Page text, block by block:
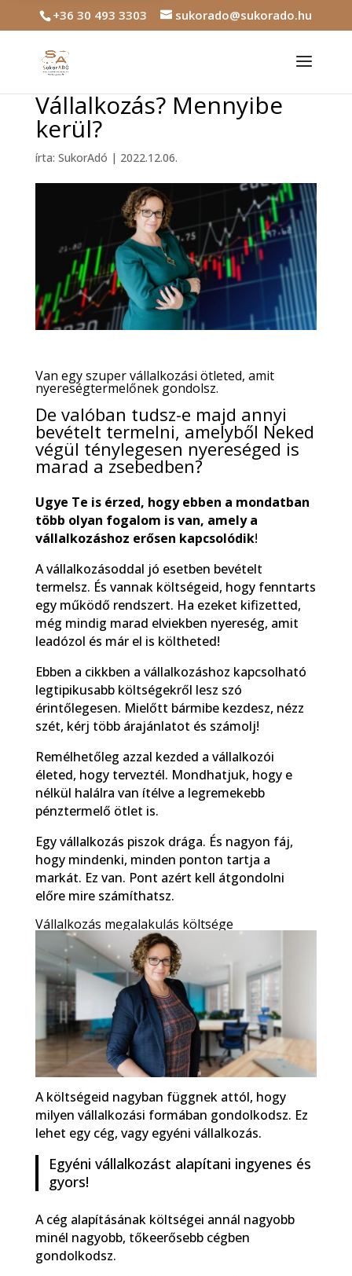
+36 30 493 3303 sukorado@sukorado.hu
Vállalkozás? Mennyibe
kerül?
írta: SukorAdó | 2022.12.06.
Van egy szuper vállalkozási ötleted, amit
nyereségtermelőnek gondolsz.
De valóban tudsz-e majd annyi
bevételt termelni, amelyből Neked
végül ténylegesen nyereséged is
marad a zsebedben?
Ugye Te is érzed, hogy ebben a mondatban
több olyan fogalom is van, amely a
vállalkozáshoz erősen kapcsolódik!
A vállalkozásoddal jó esetben bevételt
termelsz. És vannak költségeid, hogy fenntarts
egy működő rendszert. Ha ezeket kifizetted,
még mindig marad elviekben nyereség, amit
leadózol és már el is költheted!
Ebben a cikkben a vállalkozáshoz kapcsolható
legtipikusabb költségekről lesz szó
érintőlegesen. Mielőtt bármibe kezdesz, nézz
szét, kérj több árajánlatot és számolj!
Remélhetőleg azzal kezded a vállalkozói
életed, hogy terveztél. Mondhatjuk, hogy e
nélkül halálra van ítélve a legremekebb
pénztermelő ötlet is.
Egy vállalkozás piszok drága. És nagyon fáj,
hogy mindenki, minden ponton tartja a
markát. Ez van. Pont azért kell átgondolni
előre mire számíthatsz.
Vállalkozás megalakulás költsége
A költségeid nagyban függnek attól, hogy
milyen vállalkozási formában gondolkodsz. Ez
lehet egy cég, vagy egyéni vállalkozás.
Egyéni vállalkozást alapítani ingyenes és
gyors!
A cég alapításának költségei annál nagyobb
minél nagyobb, tőkeerősebb cégben
gondolkodsz.